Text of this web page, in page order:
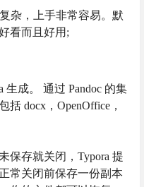
杂，上手非常容易。默
看而且好用;
生成。 通过 Pandoc 的集
docx，OpenOffice，
保存就关闭，Typora 提
常关闭前保存一份副本